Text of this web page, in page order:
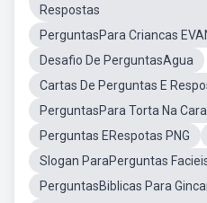
Respostas
PerguntasPara Criancas
Desafio De PerguntasAgua
Cartas De Perguntas E
PerguntasPara Torta Na Cara
Perguntas ERespotas PNG
Slogan ParaPerguntas
PerguntasBiblicas Para